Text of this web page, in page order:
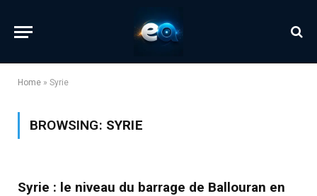
Home » Syrie
BROWSING: SYRIE
Syrie : le niveau du barrage de Ballouran en